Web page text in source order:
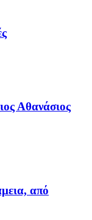
Αθανάσιος
από